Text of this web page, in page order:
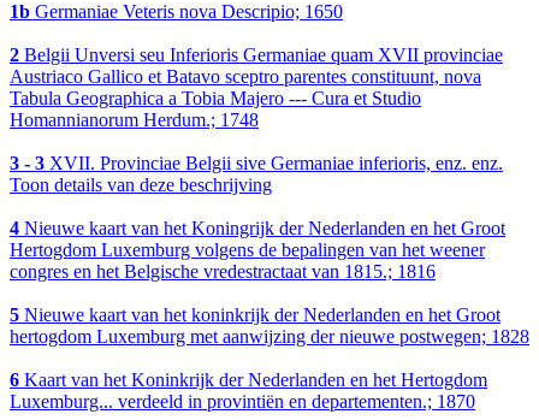
1b Germaniae Veteris nova Descripio; 1650
2 Belgii Unversi seu Inferioris Germaniae quam XVII provinciae
Austriaco Gallico et Batavo sceptro parentes constituunt, nova
Tabula Geographica a Tobia Majero --- Cura et Studio
Homannianorum Herdum.; 1748
3 - 3 XVII. Provinciae Belgii sive Germaniae inferioris, enz. enz.
Toon details van deze beschrijving
4 Nieuwe kaart van het Koningrijk der Nederlanden en het Groot
Hertogdom Luxemburg volgens de bepalingen van het weener
congres en het Belgische vredestractaat van 1815.; 1816
5 Nieuwe kaart van het koninkrijk der Nederlanden en het Groot
hertogdom Luxemburg met aanwijzing der nieuwe postwegen; 1828
6 Kaart van het Koninkrijk der Nederlanden en het Hertogdom
Luxemburg... verdeeld in provintiën en departementen.; 1870